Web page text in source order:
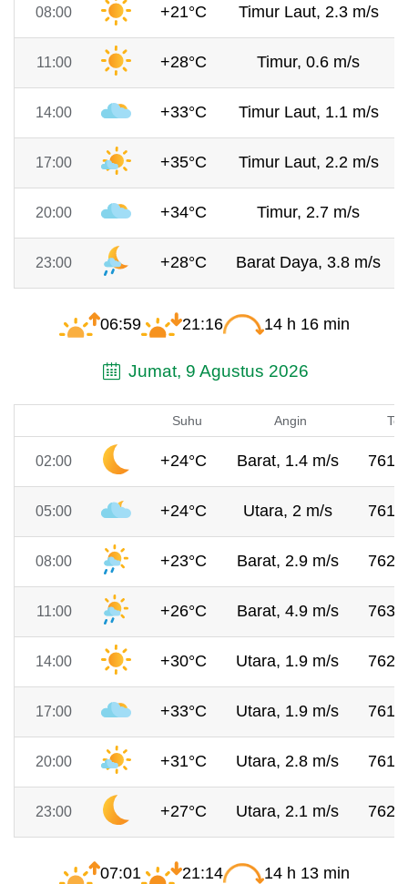
08:00 +21°C Timur Laut, 2.3 m/s
11:00 +28°C Timur, 0.6 m/s
14:00 +33°C Timur Laut, 1.1 m/s
17:00 +35°C Timur Laut, 2.2 m/s
20:00 +34°C Timur, 2.7 m/s
23:00 +28°C Barat Daya, 3.8 m/s
06:59 21:16 14 h 16 min
Jumat, 9 Agustus 2026
Suhu Angin
02:00 +24°C Barat, 1.4 m/s 761
05:00 +24°C Utara, 2 m/s 761
08:00 +23°C Barat, 2.9 m/s 762
11:00 +26°C Barat, 4.9 m/s 763
14:00 +30°C Utara, 1.9 m/s 762
17:00 +33°C Utara, 1.9 m/s 761
20:00 +31°C Utara, 2.8 m/s 761
23:00 +27°C Utara, 2.1 m/s 762
07:01 21:14 14 h 13 min